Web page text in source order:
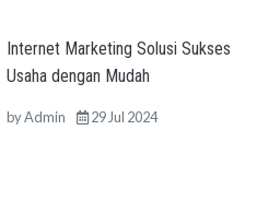
Internet Marketing Solusi Sukses
Usaha dengan Mudah
byAdmin 29 Jul 2024